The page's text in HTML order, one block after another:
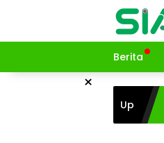
Berita
×
Up